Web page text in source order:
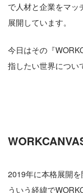
で人材と企業をマッ
展開しています。
今日はその『
指したい世界につい
2019年に本格展開
ういう経緯で